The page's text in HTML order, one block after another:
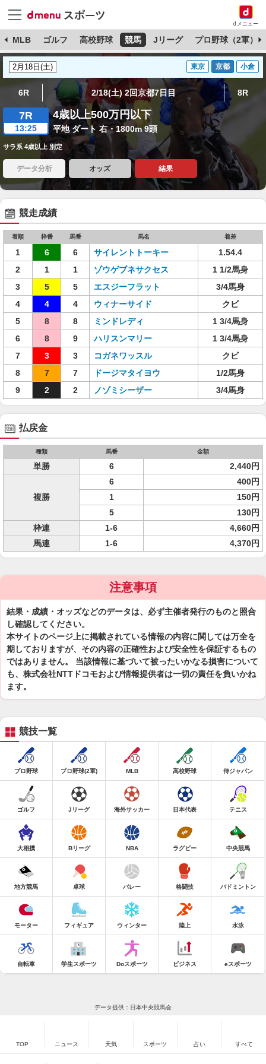
dメニュー
MLB ゴルフ 高校野球 競馬 Jリーグ プロ野球（2軍）
東京 京都 小倉
6R 2/18(土) 2回京都7日目 8R
7R
13:25
4歳以上500万円以下
平地 ダート 右・1800m 9頭
サラ系 4歳以上 別定
データ分析 オッズ 結果
競走成績
着順 枠番 馬番 馬名 着差
1 6 6 サイレントトーキー
1.54.4
2
1 1 ゾウゲブネサクセス
1 1/2馬身
3
5 5 エスジーフラット
3/4馬身
4
4 4 ウィナーサイド
クビ
5
8 8 ミンドレディ
1 3/4馬身
6
8 9 ハリスンマリー
1 3/4馬身
7
3 3 コガネワッスル
クビ
8
7 7 ドージマタイヨウ
1/2馬身
9
2 2 ノゾミシーザー 3/4馬身
払戻金
種類 馬番 金額
単勝 6 2,440円
複勝
6
400円
1
150円
5
130円
枠連
1-6
4,660円
馬連
1-6 4,370円
注意事項
結果・成績・オッズなどのデータは、必ず主催者発行のものと照合
し確認してください。
本サイトのページ上に掲載されている情報の内容に関しては万全を
期しておりますが、その内容の正確性および安全性を保証するもの
ではありません。 当該情報に基づいて被ったいかなる損害について
も、株式会社NTTドコモおよび情報提供者は一切の責任を負いかね
ます。
競技一覧
プロ野球 プロ野球(2軍) MLB 高校野球 侍ジャパン
ゴルフ Jリーグ 海外サッカー 日本代表 テニス
大相撲 Bリーグ NBA ラグビー 中央競馬
地方競馬 卓球 バレー 格闘技 バドミントン
モーター フィギュア ウィンター 陸上 水泳
自転車 学生スポーツ Doスポーツ ビジネス eスポーツ
データ提供：日本中央競馬会
TOP ニュース 天気 スポーツ 占い すべて